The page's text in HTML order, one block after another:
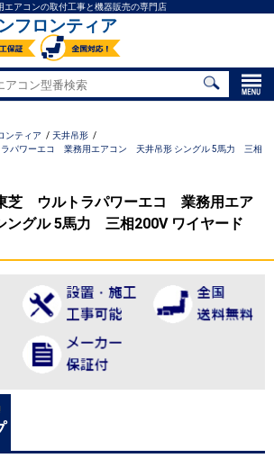
エアコンの取付工事と機器販売の専門店
フロンティア
ンティア
天井吊形
パワーエコ 業務用エアコン 天井吊形 シングル 5馬力 三相
芝 ウルトラパワーエコ 業務用エア
グル 5馬力 三相200V ワイヤード